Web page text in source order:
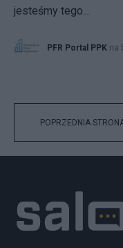
jesteśmy tego...
PFR Portal PPK na
POPRZEDNIA